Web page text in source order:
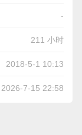
-
211 小时
2018-5-1 10:13
2026-7-15 22:58